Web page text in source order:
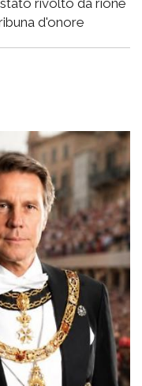
rivolto da rione
d'onore